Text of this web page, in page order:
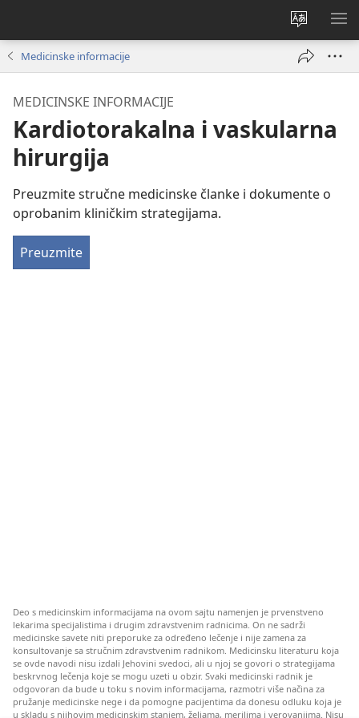
Promeni
jezik
sajta
Medicinske informacije
MEDICINSKE INFORMACIJE
Kardiotorakalna i vaskularna
hirurgija
Preuzmite stručne medicinske članke i dokumente o
oprobanim kliničkim strategijama.
Preuzmite
Deo s medicinskim informacijama na ovom sajtu namenjen je prvenstveno
lekarima specijalistima i drugim zdravstvenim radnicima. On ne sadrži
medicinske savete niti preporuke za određeno lečenje i nije zamena za
konsultovanje sa stručnim zdravstvenim radnikom. Medicinsku literaturu koja
se ovde navodi nisu izdali Jehovini svedoci, ali u njoj se govori o strategijama
beskrvnog lečenja koje se mogu uzeti u obzir. Svaki medicinski radnik je
odgovoran da bude u toku s novim informacijama, razmotri više načina za
pružanje medicinske nege i da pomogne pacijentima da donesu odluku koja je
u skladu s njihovim medicinskim stanjem, željama, merilima i verovanjima. Nisu